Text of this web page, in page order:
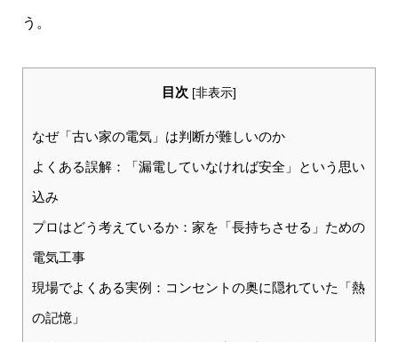
う。
目次 [非表示]
なぜ「古い家の電気」は判断が難しいのか
よくある誤解：「漏電していなければ安全」という思い
込み
プロはどう考えているか：家を「長持ちさせる」ための
電気工事
現場でよくある実例：コンセントの奥に隠れていた「熱
の記憶」